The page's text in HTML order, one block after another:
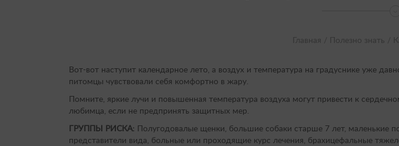
Главная / Полезно знать /
Вот-вот наступит календарное лето, а воздух и температура на градуснике уже
питомцы чувствовали себя комфортно в жару.
Помните, яркие лучи и повышенная температура воздуха могут привести к
любимца, если не предпринять защитных мер.
ГРУППЫ РИСКА: Полугодовалые щенки, большие собаки старше 7 лет,
представители вида, больные или проходящие курс лечения, брахицефальные